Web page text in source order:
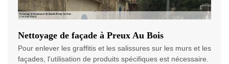
Nettoyage de façade à Preux Au Bois
Pour enlever les graffitis et les salissures sur les murs et les
façades, l'utilisation de produits spécifiques est nécessaire.